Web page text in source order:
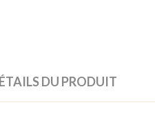
DU PRODUIT